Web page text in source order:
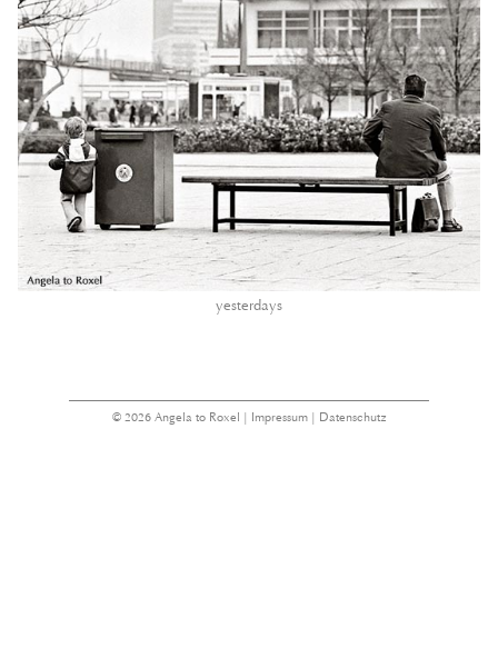
yesterdays
© 2026 Angela to Roxel | Impressum| Datenschutz